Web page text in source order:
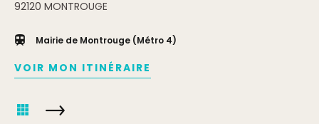
92120 MONTROUGE
Mairie de Montrouge (Métro 4)
VOIR MON ITINÉRAIRE